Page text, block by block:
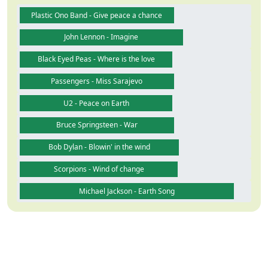
Plastic Ono Band - Give peace a chance
John Lennon - Imagine
Black Eyed Peas - Where is the love
Passengers - Miss Sarajevo
U2 - Peace on Earth
Bruce Springsteen - War
Bob Dylan - Blowin' in the wind
Scorpions - Wind of change
Michael Jackson - Earth Song